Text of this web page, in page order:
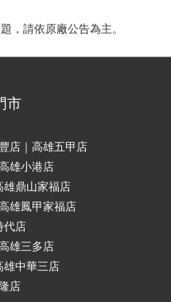
，請依原廠公告為主。
市
店｜高雄五甲店
雄小港店
雄鼎山家福店
雄鳳甲家福店
代店
雄三多店
雄中華三店
店